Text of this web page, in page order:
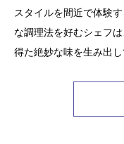
スタイルを間近で体験
な調理法を好むシェフ
得た絶妙な味を生み出し